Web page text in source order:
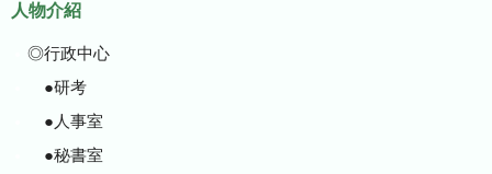
人物介紹
◎行政中心
●研考
●人事室
●秘書室